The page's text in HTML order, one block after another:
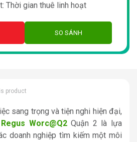
Thời gian thuê linh hoạt
SO SÁNH
product
sang trọng và tiện nghi hiện đại,
Regus Worc@Q2Quận 2 là lựa
doanh nghiệp tìm kiếm một môi